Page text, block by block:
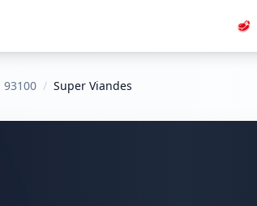
🥩
/ Super Viandes